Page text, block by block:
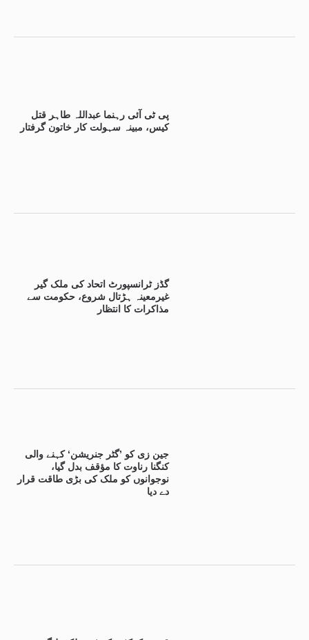
پی ٹی آئی رہنما عبداللہ طاہر قتل
کیس، مبینہ سہولت کار خاتون گرفتار
گڈز ٹرانسپورٹ اتحاد کی ملک گیر
غیرمعینہ ہڑتال شروع، حکومت سے
مذاکرات کا انتظار
جین زی کو ’گٹر جنریشن‘ کہنے والی
کنگنا رناوت کا مؤقف بدل گیا،
نوجوانوں کو ملک کی بڑی طاقت قرار
دے دیا